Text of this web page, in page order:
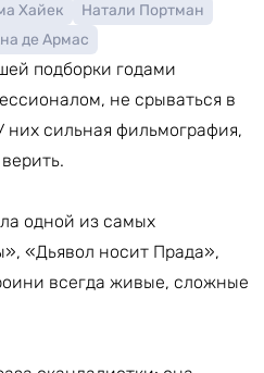
Хайек
Натали Портман
де Армас
подборки годами
не срываться в
них сильная фильмография,
одной из самых
«Дьявол носит Прада»,
всегда живые, сложные